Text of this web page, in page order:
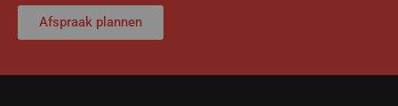
Afspraak plannen